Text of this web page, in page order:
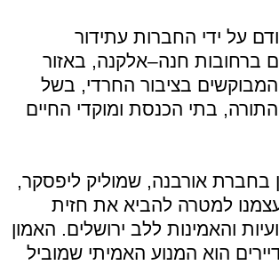
על ידי החברות עתידור
ברחובות חנה–אלקנה, באזור
בציבור החרדי, בשל
בתי הכנסת ומוקדי החיים
בחברת אורבנה, שמוליק ליפסקר,
למטרה להביא את חזית
והאמינות ללב ירושלים. האמון
הוא המנוע האמיתי שמוביל